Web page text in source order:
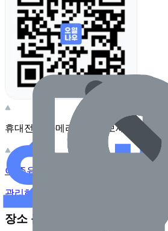
휴대전화 카메라로 찍어보세요
이 주유소의 사장님이신가요?
관리하기
장소 근처 주유소